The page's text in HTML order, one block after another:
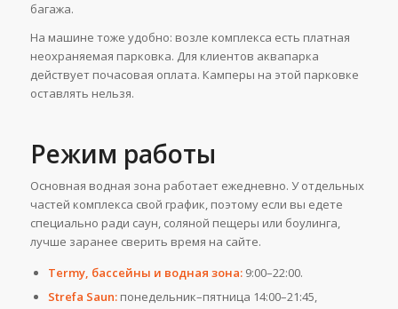
багажа.
На машине тоже удобно: возле комплекса есть платная
неохраняемая парковка. Для клиентов аквапарка
действует почасовая оплата. Камперы на этой парковке
оставлять нельзя.
Режим работы
Основная водная зона работает ежедневно. У отдельных
частей комплекса свой график, поэтому если вы едете
специально ради саун, соляной пещеры или боулинга,
лучше заранее сверить время на сайте.
Termy, бассейны и водная зона:9:00–22:00.
Strefa Saun:понедельник–пятница 14:00–21:45,